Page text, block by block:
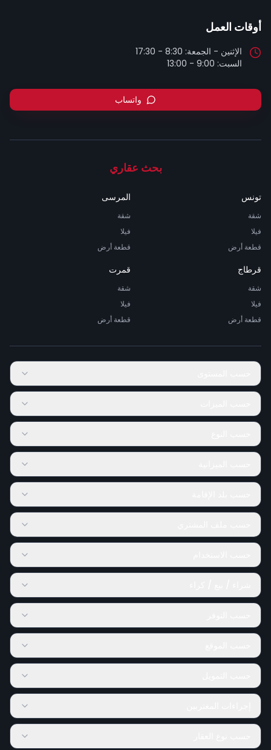
أوقات العمل
السبت: 9:00 - 13:00
واتساب
بحث عقاري
تونس
شقة
فيلا
قطعة أرض
المرسى
شقة
فيلا
قطعة أرض
قرطاج
شقة
فيلا
قطعة أرض
قمرت
شقة
فيلا
قطعة أرض